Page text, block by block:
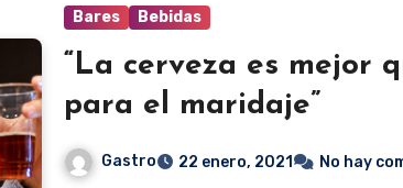
Bares Bebidas
“La cerveza es mejor
para el maridaje”
Gastro 22 enero, 2021 No hay